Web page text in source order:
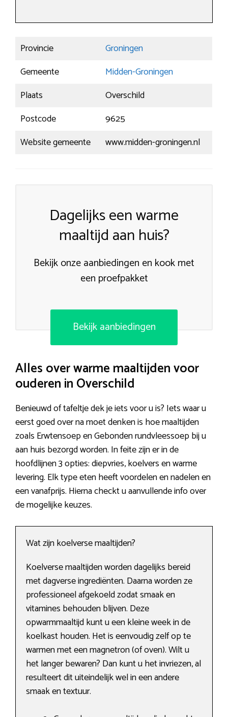
Provincie
Groningen
Gemeente
Midden-Groningen
Plaats
Overschild
Postcode
9625
Website gemeente
www.midden-groningen.nl
Dagelijks een warme
maaltijd aan huis?
Bekijk onze aanbiedingen en kook met
een proefpakket
Bekijk aanbiedingen
Alles over warme maaltijden voor
ouderen in Overschild
Benieuwd of tafeltje dek je iets voor u is? Iets waar u
eerst goed over na moet denken is hoe maaltijden
zoals Erwtensoep en Gebonden rundvleessoep bij u
aan huis bezorgd worden. In feite zijn er in de
hoofdlijnen 3 opties: diepvries, koelvers en warme
levering. Elk type eten heeft voordelen en nadelen en
een vanafprijs. Hierna checkt u aanvullende info over
de mogelijke keuzes.
Wat zijn koelverse maaltijden?
Koelverse maaltijden worden dagelijks bereid
met dagverse ingrediënten. Daarna worden ze
professioneel afgekoeld zodat smaak en
vitamines behouden blijven. Deze
opwarmmaaltijd kunt u een kleine week in de
koelkast houden. Het is eenvoudig zelf op te
warmen met een magnetron (of oven). Wilt u
het langer bewaren? Dan kunt u het invriezen, al
resulteert dit uiteindelijk wel in een andere
smaak en textuur.